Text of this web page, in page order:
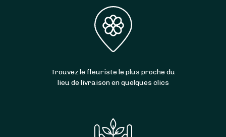
Trouvez le fleuriste le plus proche du
lieu de livraison en quelques clics